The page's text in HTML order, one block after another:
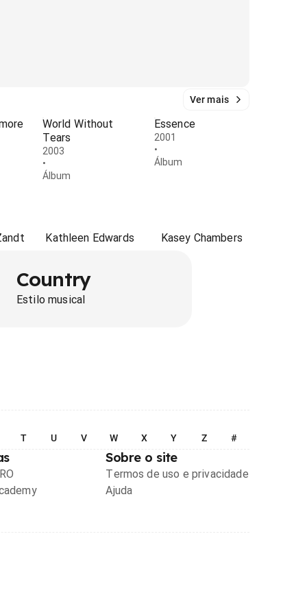
Ver mais
World Without
Tears
2003
•
Álbum
Essence
2001
•
Álbum
Kathleen Edwards Kasey Chambers
Country
Estilo musical
T U V W X Y Z #
Sobre o site
Termos de uso e privacidade
Ajuda